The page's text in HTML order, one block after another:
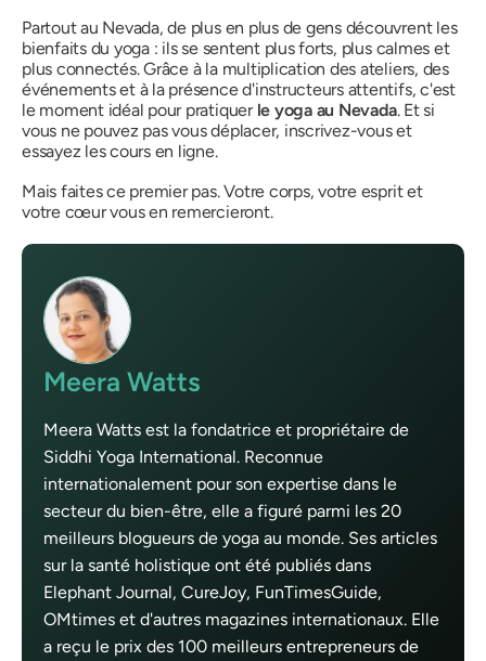
Partout au Nevada, de plus en plus de gens découvrent les
bienfaits du yoga : ils se sentent plus forts, plus calmes et
plus connectés. Grâce à la multiplication des ateliers, des
événements et à la présence d'instructeurs attentifs, c'est
le moment idéal pour pratiquerle yoga au Nevada. Et si
vous ne pouvez pas vous déplacer, inscrivez-vous et
essayez les cours en ligne.
Mais faites ce premier pas. Votre corps, votre esprit et
votre cœur vous en remercieront.
Meera Watts
Meera Watts est la fondatrice et propriétaire de
Siddhi Yoga International. Reconnue
internationalement pour son expertise dans le
secteur du bien-être, elle a figuré parmi les 20
meilleurs blogueurs de yoga au monde. Ses articles
sur la santé holistique ont été publiés dans
Elephant Journal, CureJoy, FunTimesGuide,
OMtimes et d'autres magazines internationaux. Elle
a reçu le prix des 100 meilleurs entrepreneurs de